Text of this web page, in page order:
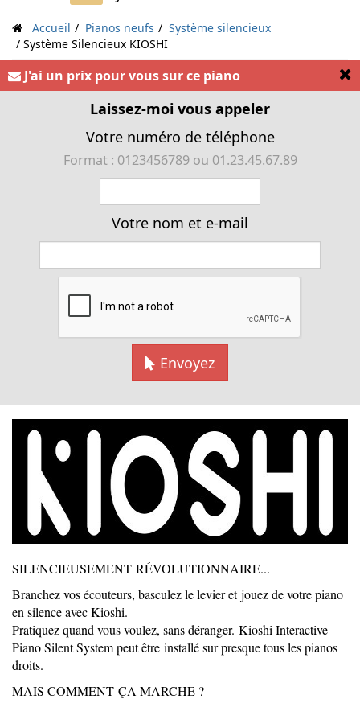
Accueil Pianos neufs
Système silencieux
Système Silencieux KIOSHI
« Installation du système silencieux KIOSHI sur votre
piano droit ou à queue »
Cliquer pour agrandir
Prix :
Contactez-nous
SILENCIEUSEMENT RÉVOLUTIONNAIRE...
Branchez vos écouteurs, basculez le levier et jouez de votre piano
en silence avec Kioshi.
Pratiquez quand vous voulez, sans déranger. Kioshi Interactive
Piano Silent System peut être installé sur presque tous les pianos
droits.
MAIS COMMENT ÇA MARCHE ?
J'ai un prix pour vous sur ce piano
Laissez-moi vous appeler
Votre numéro de téléphone
Format : 0123456789 ou 01.23.45.67.89
Votre nom et e-mail
Envoyez